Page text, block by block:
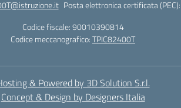
Posta elettronica certificata (PEC):
Codice fiscale: 90010390814
Codice meccanografico:TPIC82400T
& Powered by 3D Solution S.r.l.
Concept & Design by Designers Italia